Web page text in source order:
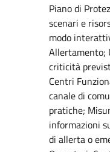
Piano di
scenari e
modo
Allertamento;
criticità
Centri
canale di
pratiche;
informazioni
di allerta o